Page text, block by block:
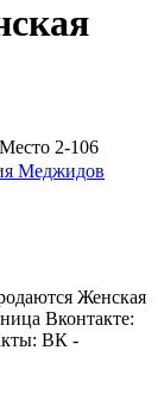
Место 2-106
Меджидов
Женская
Вконтакте:
ВК -